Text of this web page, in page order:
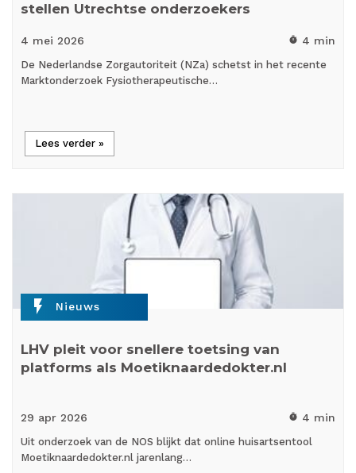
stellen Utrechtse onderzoekers
4 mei 2026 timer 4 min
De Nederlandse Zorgautoriteit (NZa) schetst in het recente
Marktonderzoek Fysiotherapeutische…
Lees verder »
flash_on Nieuws
LHV pleit voor snellere toetsing van
platforms als Moetiknaardedokter.nl
29 apr 2026 timer 4 min
Uit onderzoek van de NOS blijkt dat online huisartsentool
Moetiknaardedokter.nl jarenlang…